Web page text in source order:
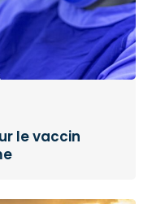
le vaccin